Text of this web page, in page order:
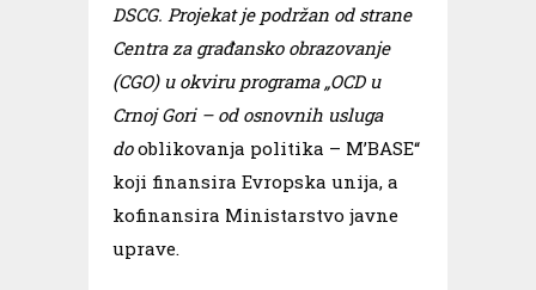
DSCG. Projekat je podržan od strane
Centra za građansko obrazovanje
(CGO) u okviru programa „OCD u
Crnoj Gori – od osnovnih usluga
dooblikovanja politika – M’BASE“
koji finansira Evropska unija, a
kofinansira Ministarstvo javne
uprave.